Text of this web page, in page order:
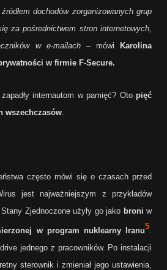
dochodów zorganizowanych grup
za pośrednictwem stron internetowych,
w e-mailach – mówi
Karolina
w firmie F-Secure.
internautom w pamięć? Oto pięć
wszechczasów.
często mówi się o czasach przed
jest najważniejszym z przykładów
Zjednoczone użyły go jako broni w
w program nuklearny Iranu5
jednego z pracowników. Po instalacji
sterownik i zmieniał jego ustawienia,